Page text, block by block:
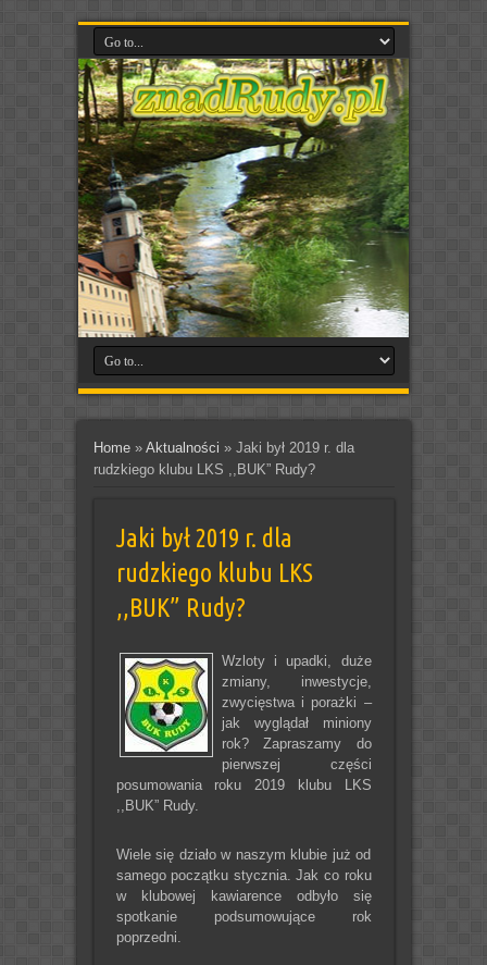
Home» Aktualności » Jaki był 2019 r. dla
rudzkiego klubu LKS ,,BUK” Rudy?
Jaki był 2019 r. dla
rudzkiego klubu LKS
,,BUK” Rudy?
Wzloty i upadki, duże
zmiany, inwestycje,
zwycięstwa i porażki –
jak wyglądał miniony
rok? Zapraszamy do
pierwszej części
posumowania roku 2019 klubu LKS
,,BUK” Rudy.
Wiele się działo w naszym klubie już od
samego początku stycznia. Jak co roku
w klubowej kawiarence odbyło się
spotkanie podsumowujące rok
poprzedni.